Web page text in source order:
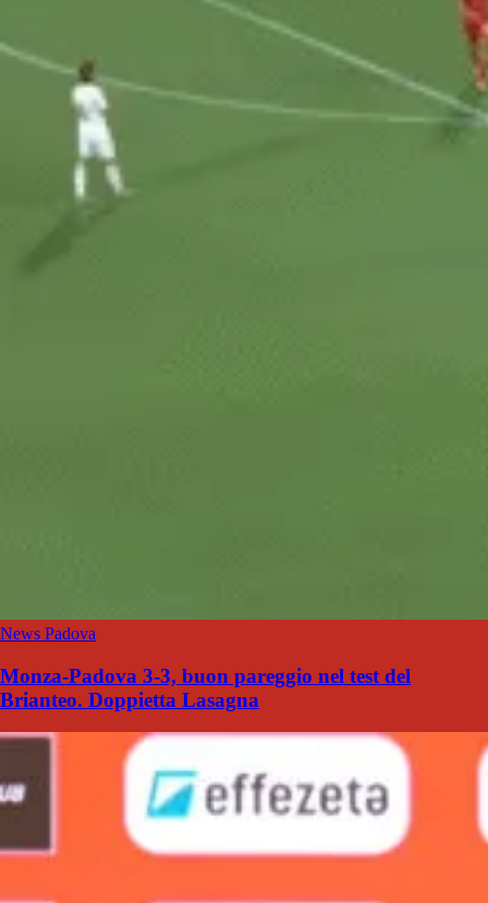
News Padova
Monza-Padova 3-3, buon pareggio nel test del
Brianteo. Doppietta Lasagna